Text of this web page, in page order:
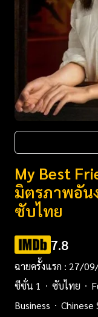
My Best
มิตรภาพอัน
ซับไทย
7.8
ฉายครั้งแรก : 27/
ซีซั่น 1
ซับไทย
Business
Chinese